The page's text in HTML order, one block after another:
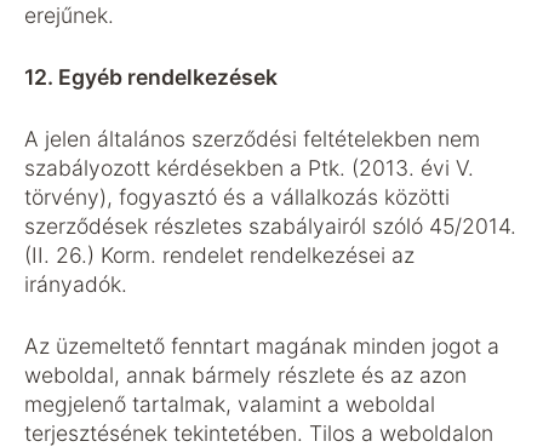
erejűnek.
12. Egyéb rendelkezések
A jelen általános szerződési feltételekben nem
szabályozott kérdésekben a Ptk. (2013. évi V.
törvény), fogyasztó és a vállalkozás közötti
szerződések részletes szabályairól szóló 45/2014.
(II. 26.) Korm. rendelet rendelkezései az
irányadók.
Az üzemeltető fenntart magának minden jogot a
weboldal, annak bármely részlete és az azon
megjelenő tartalmak, valamint a weboldal
terjesztésének tekintetében. Tilos a weboldalon